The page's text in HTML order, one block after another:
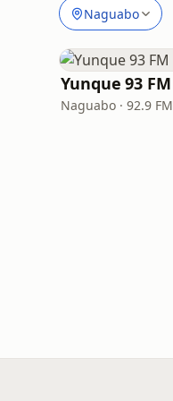
Naguabo
Yunque 93 FM
Naguabo · 92.9 FM